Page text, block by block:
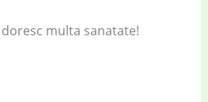
multa sanatate!